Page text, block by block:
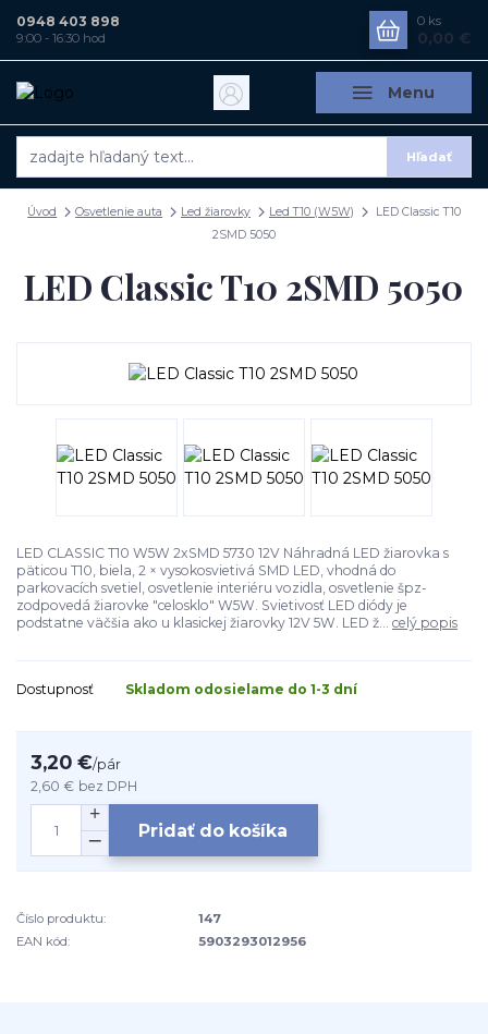
Menu
Hľadať
0948 403 898
9:00 - 16:30 hod
0 ks
0,00 €
Úvod Osvetlenie auta Led žiarovky Led T10 (W5W)
LED Classic T10
2SMD 5050
LED Classic T10 2SMD 5050
LED CLASSIC T10 W5W 2xSMD 5730 12V Náhradná LED žiarovka s
päticou T10, biela, 2 × vysokosvietivá SMD LED, vhodná do
parkovacích svetiel, osvetlenie interiéru vozidla, osvetlenie špz-
zodpovedá žiarovke "celosklo" W5W. Svietivosť LED diódy je
podstatne väčšia ako u klasickej žiarovky 12V 5W. LED ž... celý popis
Dostupnosť Skladom odosielame do 1-3 dní
3,20 €/pár
2,60 € bez DPH
Pridať do košíka
Číslo produktu:
147
EAN kód:
5903293012956